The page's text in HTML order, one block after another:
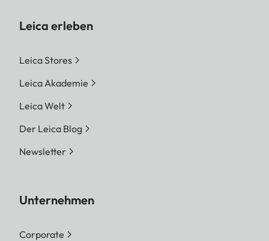
Leica erleben
Leica Stores
Leica Akademie
Leica Welt
Der Leica Blog
Newsletter
Unternehmen
Corporate